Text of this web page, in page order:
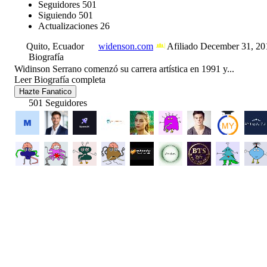
Seguidores 501
Siguiendo 501
Actualizaciones 26
Quito, Ecuador
widenson.com
Afiliado December 31,
Biografía
Widinson Serrano comenzó su carrera artística en 1991 y...
Leer Biografía completa
Hazte Fanatico
501 Seguidores